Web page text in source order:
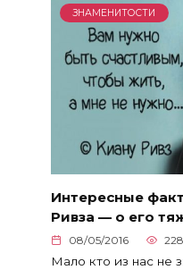
ЗНАМЕНИТОСТИ
Интересные
Ривза — о его
08/05/2016 228
Мало кто из нас не